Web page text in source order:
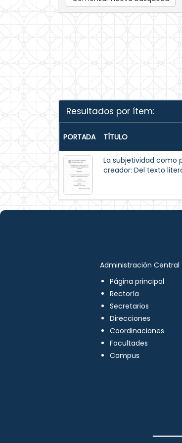
Resultados por ítem:
PORTADA TÍTULO
La subjetividad como
creador: Del texto
Administración Central
Página principal
Rectoría
Secretarios
Direcciones
Coordinaciones
Facultades
Campus